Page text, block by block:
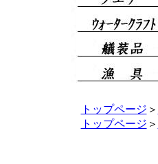
トップページ ＞
トップページ ＞